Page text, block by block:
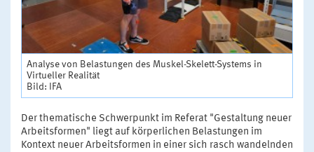
Analyse von Belastungen des Muskel-Skelett-Systems in
Virtueller Realität
Bild: IFA
Der thematische Schwerpunkt im Referat "Gestaltung neuer
Arbeitsformen" liegt auf körperlichen Belastungen im
Kontext neuer Arbeitsformen in einer sich rasch wandelnden